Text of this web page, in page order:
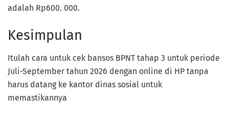
adalah Rp600. 000.
Kesimpulan
Itulah cara untuk cek bansos BPNT tahap 3 untuk periode
Juli-September tahun 2026 dengan online di HP tanpa
harus datang ke kantor dinas sosial untuk
memastikannya